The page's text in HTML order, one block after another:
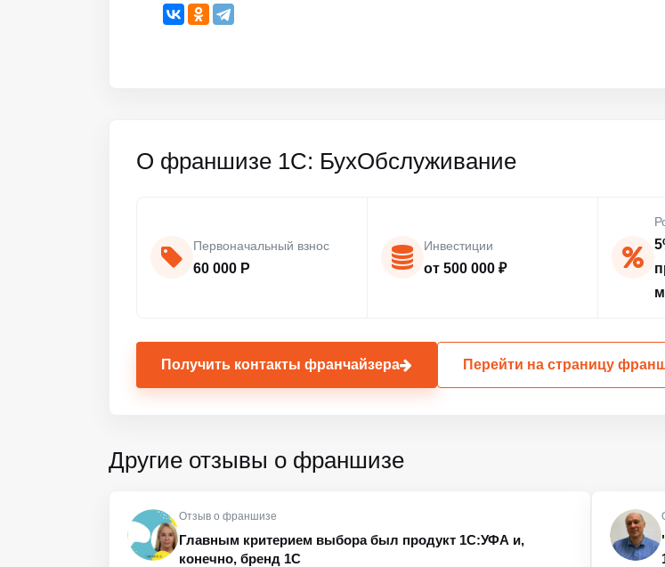
О франшизе 1С: БухОбслуживание
Первоначальный взнос
60 000 Р
Инвестиции
от 500 000 ₽
Получить контакты франчайзера Перейти на страницу
Другие отзывы о франшизе
Отзыв о франшизе
Главным критерием выбора был продукт 1С:УФА и,
конечно, бренд 1C